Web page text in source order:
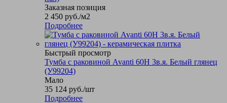
Заказная позиция
2 450 руб./м2
Подробнее
Быстрый просмотр
Тумба с раковиной Avanti 60Н 3в.я. Белый глянец
(У99204)
Мало
35 124 руб./шт
Подробнее